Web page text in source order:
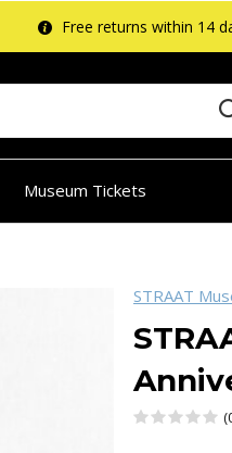
Museum Tickets
Free returns within 14
STRAAT